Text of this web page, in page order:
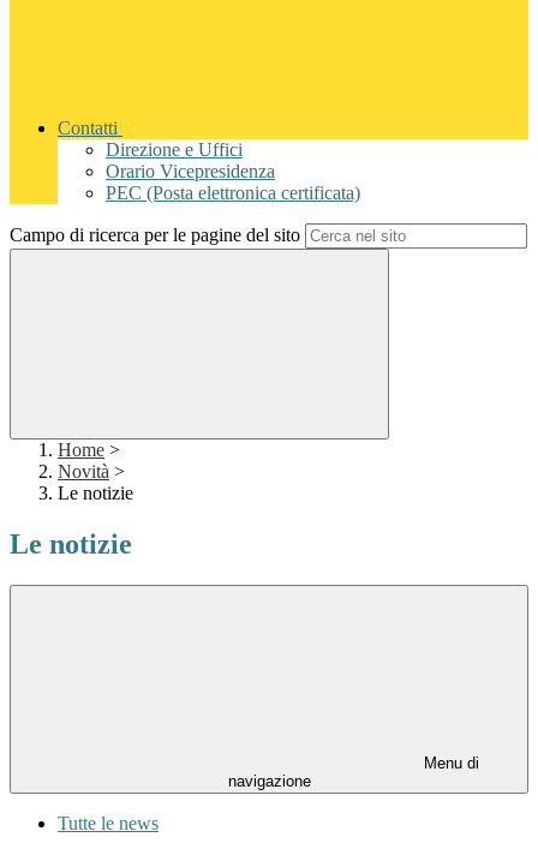
Contatti
Direzione e Uffici
Orario Vicepresidenza
PEC (Posta elettronica certificata)
Campo di ricerca per le pagine del sito
Home >
Novità >
Le notizie
Le notizie
Menu di
navigazione
Tutte le news